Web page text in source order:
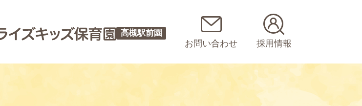
高槻駅前園
お問い合わせ 採用情報